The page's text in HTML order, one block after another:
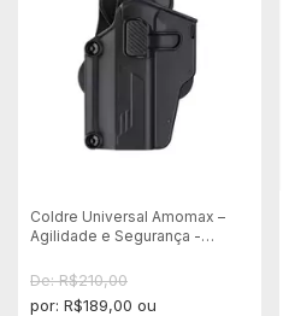
Coldre Universal Amomax –
Agilidade e Segurança -
De: R$210,00
por: R$189,00 ou